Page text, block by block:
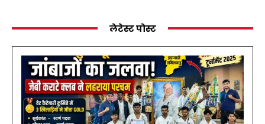
लेटेस्ट पोस्ट